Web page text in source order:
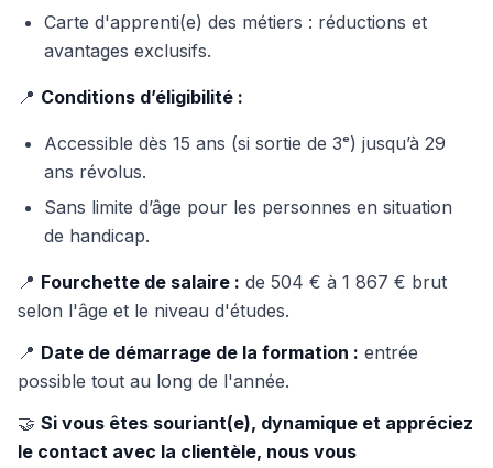
Carte d'apprenti(e) des métiers : réductions et
avantages exclusifs.
📍 Conditions d’éligibilité :
Accessible dès 15 ans (si sortie de 3ᵉ) jusqu’à 29
ans révolus.
Sans limite d’âge pour les personnes en situation
de handicap.
📍 Fourchette de salaire : de 504 € à 1 867 € brut
selon l'âge et le niveau d'études.
📍 Date de démarrage de la formation : entrée
possible tout au long de l'année.
🤝 Si vous êtes souriant(e), dynamique et appréciez
le contact avec la clientèle, nous vous